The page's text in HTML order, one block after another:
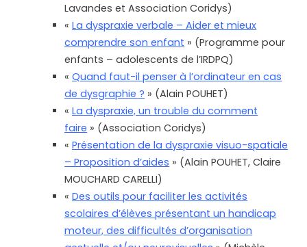
Lavandes et Association Coridys)
«La dyspraxie verbale – Aider et mieux
comprendre son enfant » (Programme pour
enfants – adolescents de l’IRDPQ)
«Quand faut-il penser à l’ordinateur en cas
de dysgraphie ? » (Alain POUHET)
«La dyspraxie, un trouble du comment
faire » (Association Coridys)
«Présentation de la dyspraxie visuo-spatiale
– Proposition d’aides » (Alain POUHET, Claire
MOUCHARD CARELLI)
«Des outils pour faciliter les activités
scolaires d’élèves présentant un handicap
moteur, des difficultés d’organisation